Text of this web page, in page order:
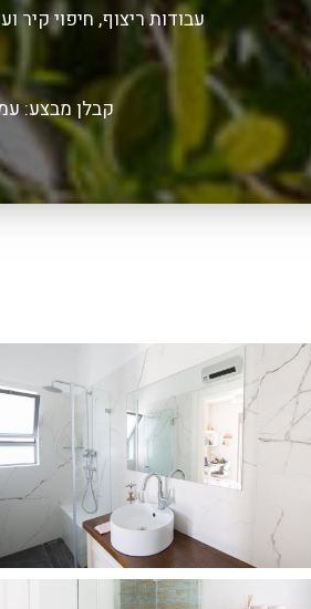
עבודות ריצוף, חיפוי קיר
קבלן מבצע: